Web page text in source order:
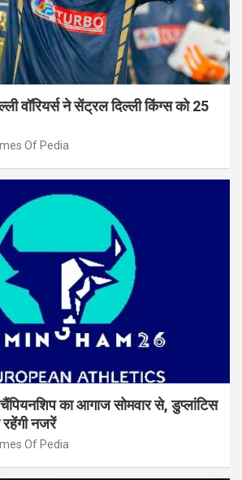
वॉरियर्स ने सेंट्रल दिल्ली किंग्स को 25
Of Pedia
का आगाज सोमवार से, डुप्लांटिस
नजरें
Of Pedia